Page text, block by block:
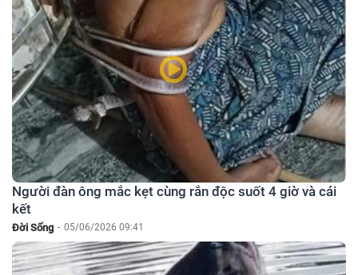
Người đàn ông mắc kẹt cùng rắn độc suốt 4 giờ và cái
kết
Đời Sống - 05/06/2026 09:41